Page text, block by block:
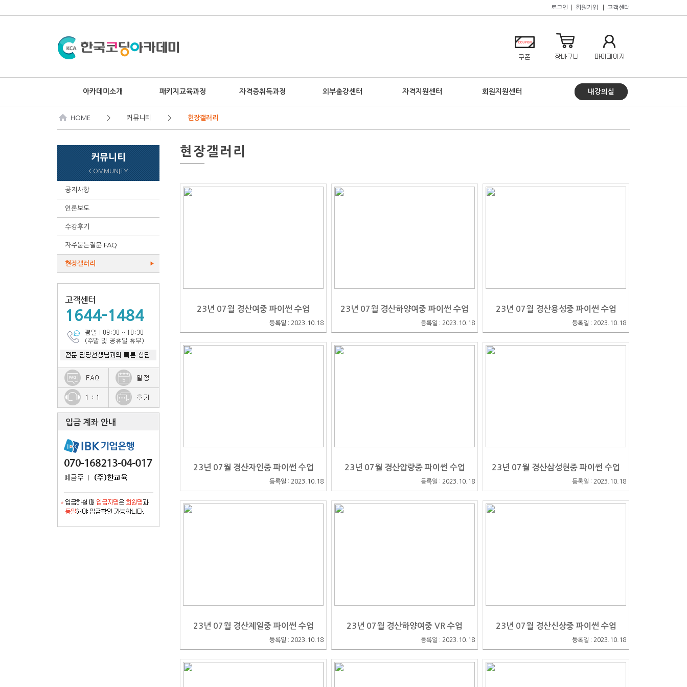
로그인 회원가입 고객센터
아카데미소개 패키지교육과정 자격증취득과정 외부출강센터 자격지원센터 회원지원센터 내강의실
HOME > 커뮤니티 > 현장갤러리
커뮤니티
COMMUNITY
공지사항
언론보도
수강후기
자주묻는질문 FAQ
현장갤러리 ▶
1644-1484
현장갤러리
23년 07월 경산여중 파이썬 수업
등록일 : 2023.10.18
23년 07월 경산하양여중 파이썬 수업
등록일 : 2023.10.18
23년 07월 경산용성중 파이썬 수업
등록일 : 2023.10.18
23년 07월 경산자인중 파이썬 수업
등록일 : 2023.10.18
23년 07월 경산압량중 파이썬 수업
등록일 : 2023.10.18
23년 07월 경산삼성현중 파이썬 수업
등록일 : 2023.10.18
23년 07월 경산제일중 파이썬 수업
등록일 : 2023.10.18
23년 07월 경산하양여중 VR 수업
등록일 : 2023.10.18
23년 07월 경산신상중 파이썬 수업
등록일 : 2023.10.18